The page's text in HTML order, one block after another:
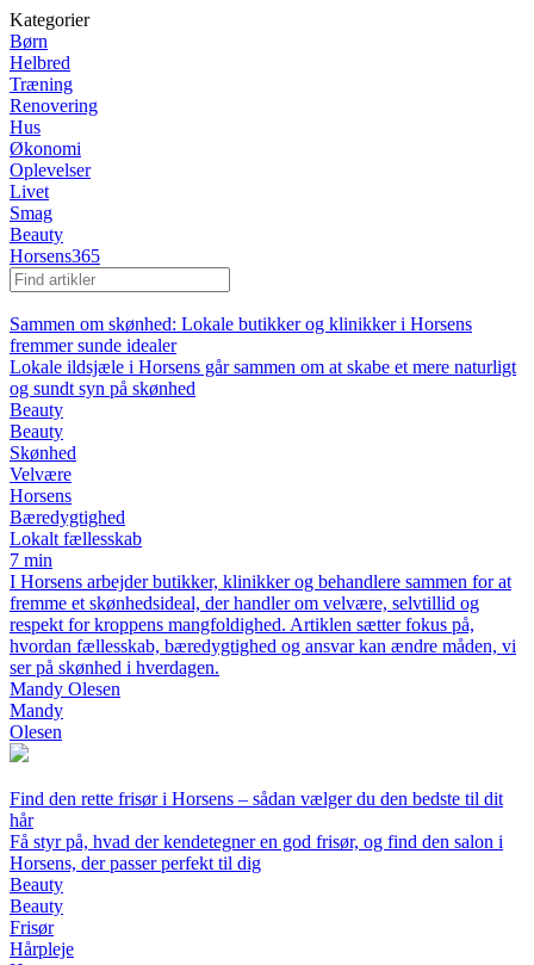
Kategorier
Børn
Helbred
Træning
Renovering
Hus
Økonomi
Oplevelser
Livet
Smag
Beauty
Horsens365
Sammen om skønhed: Lokale butikker og klinikker i Horsens
fremmer sunde idealer
Lokale ildsjæle i Horsens går sammen om at skabe et mere naturligt
og sundt syn på skønhed
Beauty
Beauty
Skønhed
Velvære
Horsens
Bæredygtighed
Lokalt fællesskab
7 min
I Horsens arbejder butikker, klinikker og behandlere sammen for at
fremme et skønhedsideal, der handler om velvære, selvtillid og
respekt for kroppens mangfoldighed. Artiklen sætter fokus på,
hvordan fællesskab, bæredygtighed og ansvar kan ændre måden, vi
ser på skønhed i hverdagen.
Mandy Olesen
Mandy
Olesen
Find den rette frisør i Horsens – sådan vælger du den bedste til dit
hår
Få styr på, hvad der kendetegner en god frisør, og find den salon i
Horsens, der passer perfekt til dig
Beauty
Beauty
Frisør
Hårpleje